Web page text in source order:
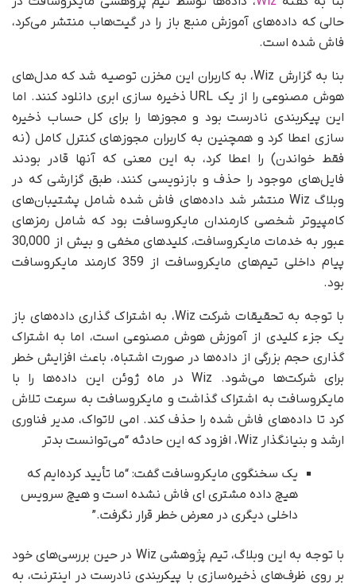
حالی که داده‌های آموزش منبع باز را در گیت‌هاب منتشر می‌کرد،
فاش شده است.
بنا به گزارش Wiz، به کاربران این مخزن توصیه شد که مدل‌های
هوش مصنوعی را از یک URL ذخیره سازی ابری دانلود کنند. اما
این پیکربندی نادرست بود و مجوزها را برای کل حساب ذخیره
سازی اعطا کرد و همچنین به کاربران مجوزهای کنترل کامل (نه
فقط خواندن) را اعطا کرد، به این معنی که آنها قادر بودند
فایل‌های موجود را حذف و بازنویسی کنند، طبق گزارشی که در
وبلاگ Wiz منتشر شد داده‌های فاش شده شامل پشتیبان‌های
کامپیوتر شخصی کارمندان مایکروسافت بود که شامل رمزهای
عبور به خدمات مایکروسافت، کلیدهای مخفی و بیش از 30,000
پیام داخلی تیم‌های مایکروسافت از 359 کارمند مایکروسافت
بود.
با توجه به تحقیقات شرکت Wiz، به اشتراک گذاری داده‌های باز
یک جزء کلیدی از آموزش هوش مصنوعی است، اما به اشتراک
گذاری حجم بزرگی از داده‌ها در صورت اشتباه، باعث افزایش خطر
برای شرکت‌ها می‌شود. Wiz در ماه ژوئن این داده‌ها را با
مایکروسافت به اشتراک گذاشت و مایکروسافت به سرعت تلاش
کرد تا داده‌های فاش شده را حذف کند. امی لاتواک، مدیر فناوری
ارشد و ‌بنیانگذار Wiz، افزود که این حادثه “می‌توانست بدتر
یک سخنگوی مایکروسافت گفت: “ما تأیید کرده‌ایم که
هیچ داده‌ مشتری ای فاش نشده است و هیچ سرویس
داخلی دیگری در معرض خطر قرار نگرفت.”
با توجه به این وبلاگ، تیم پژوهشی Wiz در حین بررسی‌های خود
بر روی ظرف‌های ذخیره‌سازی با پیکربندی نادرست در اینترنت، به